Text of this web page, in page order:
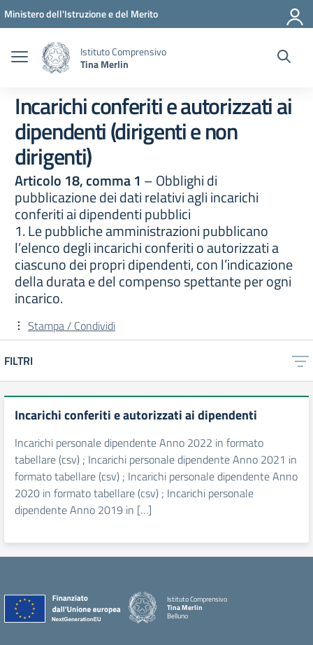
Vai ai contenuti
Vai al menu di navigazione
Vai al footer
Ministero dell'Istruzione e del Merito
Istituto Comprensivo
Tina Merlin
Incarichi conferiti e autorizzati ai
dipendenti (dirigenti e non
dirigenti)
Articolo 18, comma 1 – Obblighi di
pubblicazione dei dati relativi agli incarichi
conferiti ai dipendenti pubblici
1. Le pubbliche amministrazioni pubblicano
l’elenco degli incarichi conferiti o autorizzati a
ciascuno dei propri dipendenti, con l’indicazione
della durata e del compenso spettante per ogni
incarico.
Stampa / Condividi
FILTRI
Incarichi conferiti e autorizzati ai dipendenti
Incarichi personale dipendente Anno 2022 in formato
tabellare (csv) ; Incarichi personale dipendente Anno 2021 in
formato tabellare (csv) ; Incarichi personale dipendente Anno
2020 in formato tabellare (csv) ; Incarichi personale
dipendente Anno 2019 in […]
Istituto Comprensivo
Tina Merlin
Belluno